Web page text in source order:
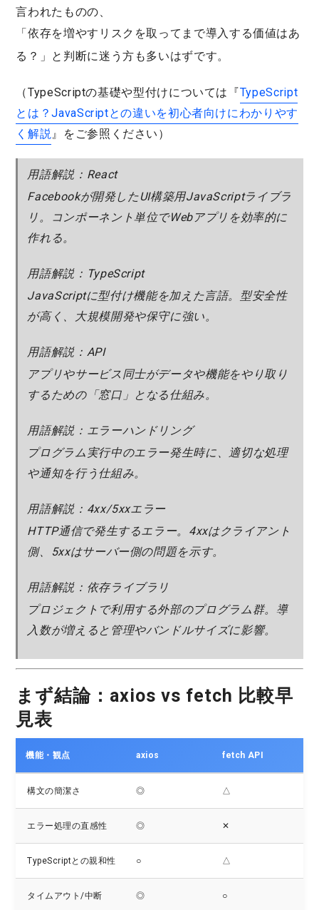
言われたものの、
「依存を増やすリスクを取ってまで導入する価値はあ
る？ 」と判断に迷う方も多いはずです。
（TypeScriptの基礎や型付けについては『TypeScript
とは？JavaScriptとの違いを初心者向けにわかりやす
く解説』をご参照ください）
用語解説：React
Facebookが開発したUI構築用JavaScriptライブラ
リ。コンポーネント単位でWebアプリを効率的に
作れる。
用語解説：TypeScript
JavaScriptに型付け機能を加えた言語。型安全性
が高く、大規模開発や保守に強い。
用語解説：API
アプリやサービス同士がデータや機能をやり取り
するための「窓口」となる仕組み。
用語解説：エラーハンドリング
プログラム実行中のエラー発生時に、適切な処理
や通知を行う仕組み。
用語解説：4xx/5xxエラー
HTTP通信で発生するエラー。4xxはクライアント
側、5xxはサーバー側の問題を示す。
用語解説：依存ライブラリ
プロジェクトで利用する外部のプログラム群。導
入数が増えると管理やバンドルサイズに影響。
まず結論：axios vs fetch 比較早
見表
機能・観点 axios fetch API
構文の簡潔さ ◎ △
エラー処理の直感性 ◎ ✕
TypeScriptとの親和性 ○ △
タイムアウト/中断 ◎ ○